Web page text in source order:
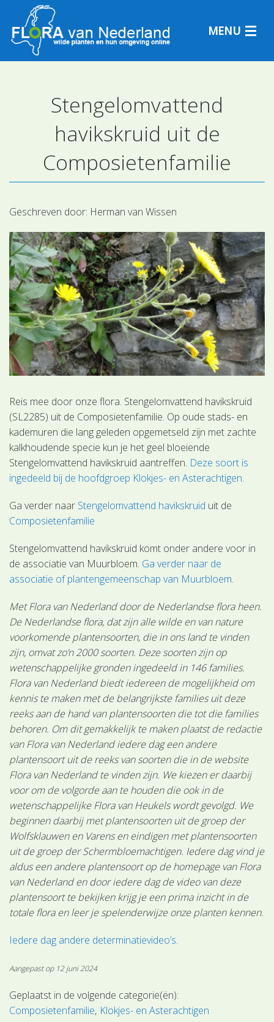
MENU
Plantensoorten
Determineren
Stengelomvattend
havikskruid uit de
Composietenfamilie
Geschreven door: Herman van Wissen
Reis mee door onze flora. Stengelomvattend havikskruid
(SL2285) uit de Composietenfamilie. Op oude stads- en
kademuren die lang geleden opgemetseld zijn met zachte
kalkhoudende specie kun je het geel bloeiende
Stengelomvattend havikskruid aantreffen. Deze soort is
ingedeeld bij de hoofdgroep Klokjes- en Asterachtigen.
Ga verder naar Stengelomvattend havikskruid uit de
Composietenfamilie
Stengelomvattend havikskruid komt onder andere voor in
de associatie van Muurbloem. Ga verder naar de
associatie of plantengemeenschap van Muurbloem.
Met Flora van Nederland door de Nederlandse flora heen.
De Nederlandse flora, dat zijn alle wilde en van nature
voorkomende plantensoorten, die in ons land te vinden
zijn, omvat zo’n 2000 soorten. Deze soorten zijn op
wetenschappelijke gronden ingedeeld in 146 families.
Flora van Nederland biedt iedereen de mogelijkheid om
kennis te maken met de belangrijkste families uit deze
reeks aan de hand van plantensoorten die tot die families
behoren. Om dit gemakkelijk te maken plaatst de redactie
van Flora van Nederland iedere dag een andere
plantensoort uit de reeks van soorten die in de website
Flora van Nederland te vinden zijn. We kiezen er daarbij
voor om de volgorde aan te houden die ook in de
wetenschappelijke Flora van Heukels wordt gevolgd. We
beginnen daarbij met plantensoorten uit de groep der
Wolfsklauwen en Varens en eindigen met plantensoorten
uit de groep der Schermbloemachtigen. Iedere dag vind je
aldus een andere plantensoort op de homepage van Flora
van Nederland en door iedere dag de video van deze
plantensoort te bekijken krijg je een prima inzicht in de
totale flora en leer je spelenderwijze onze planten kennen.
Iedere dag andere determinatievideo’s.
Aangepast op 12 juni 2024
Geplaatst in de volgende categorie(ën):
Composietenfamilie Klokjes- en Asterachtigen